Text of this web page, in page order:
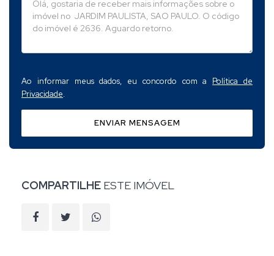
Ao informar meus dados, eu concordo com a Política de
Privacidade.
ENVIAR MENSAGEM
COMPARTILHE ESTE IMÓVEL